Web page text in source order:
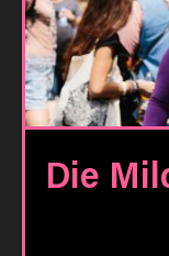
Die